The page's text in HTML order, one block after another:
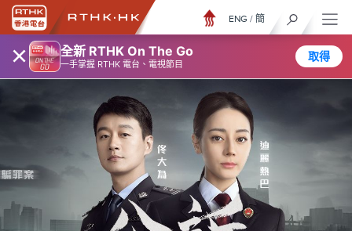
× 全新 RTHK On The Go
一手掌握 RTHK 電台、電視節目
取得
ENG / 簡